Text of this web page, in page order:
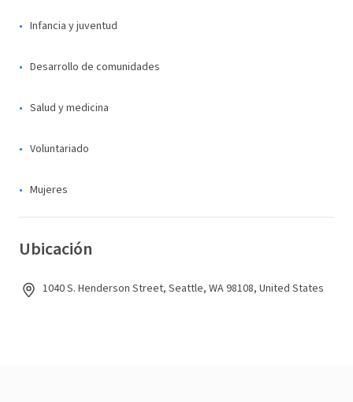
Infancia y juventud
Desarrollo de comunidades
Salud y medicina
Voluntariado
Mujeres
Ubicación
1040 S. Henderson Street, Seattle, WA 98108, United States